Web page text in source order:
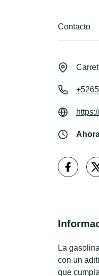
Contacto
La
con un
que